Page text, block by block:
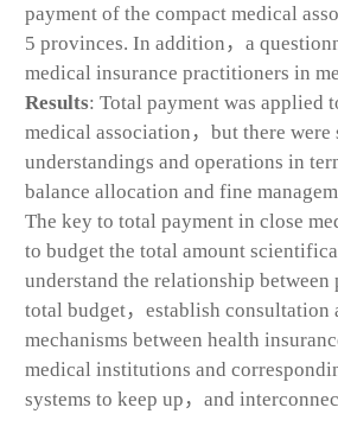
payment of the compact medical
5 provinces. In addition，a
medical insurance practitioners in
Results: Total payment was applied
medical association，but there
understandings and operations in
balance allocation and fine
The key to total payment in close
to budget the total amount
understand the relationship between
total budget，establish consultation
mechanisms between health
medical institutions and
systems to keep up，and